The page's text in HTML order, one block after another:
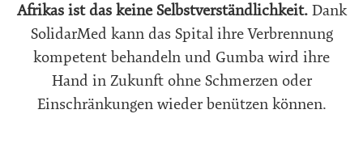
Afrikas ist das keine Selbstverständlichkeit.Dank
SolidarMed kann das Spital ihre Verbrennung
kompetent behandeln und Gumba wird ihre
Hand in Zukunft ohne Schmerzen oder
Einschränkungen wieder benützen können.